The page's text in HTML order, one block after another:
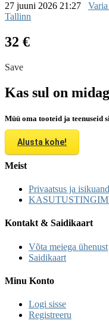
27 juuni 2026 21:27
Varia
Tallinn
32 €
Save
Kas sul on
Müü oma tooteid ja teenuseid
Alusta kohe!
Meist
Privaatsus ja
Kontakt & Saidikaart
Võta meiega ühenust
Saidikaart
Minu Konto
Logi sisse
Registreeru